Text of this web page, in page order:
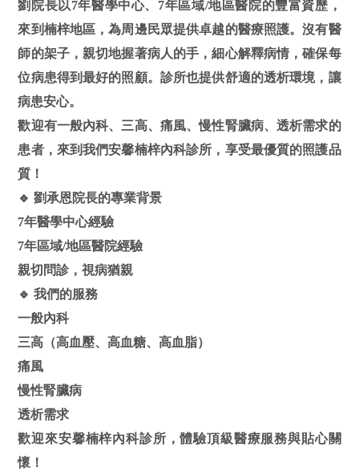
劉院長以7年醫學中心、7年區域/地區醫院的豐富資歷，
來到楠梓地區，為周邊民眾提供卓越的醫療照護。沒有醫
師的架子，親切地握著病人的手，細心解釋病情，確保每
位病患得到最好的照顧。診所也提供舒適的透析環境，讓
病患安心。
歡迎有一般內科、三高、痛風、慢性腎臟病、透析需求的
患者，來到我們安馨楠梓內科診所，享受最優質的照護品
質！
🔹 劉承恩院長的專業背景
7年醫學中心經驗
7年區域/地區醫院經驗
親切問診，視病猶親
🔹 我們的服務
一般內科
三高（高血壓、高血糖、高血脂）
痛風
慢性腎臟病
透析需求
歡迎來安馨楠梓內科診所，體驗頂級醫療服務與貼心關
懷！